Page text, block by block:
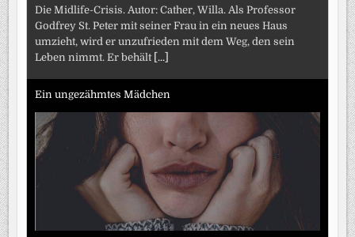
Die Midlife-Crisis. Autor: Cather, Willa. Als Professor
Godfrey St. Peter mit seiner Frau in ein neues Haus
umzieht, wird er unzufrieden mit dem Weg, den sein
Leben nimmt. Er behält [...]
Ein ungezähmtes Mädchen